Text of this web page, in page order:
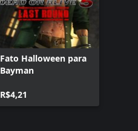
Fato Halloween para
Bayman
R$4,21